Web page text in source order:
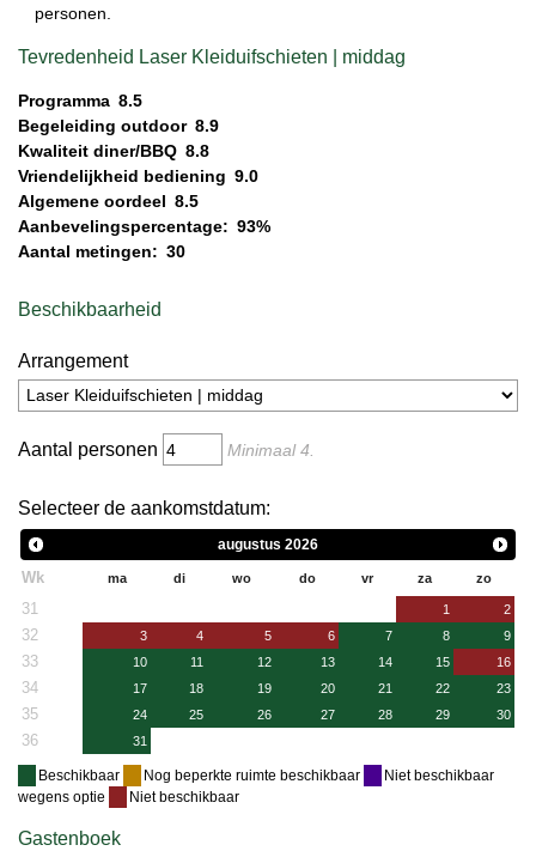
personen.
Tevredenheid Laser Kleiduifschieten | middag
Programma 8.5
Begeleiding outdoor 8.9
Kwaliteit diner/BBQ 8.8
Vriendelijkheid bediening 9.0
Algemene oordeel 8.5
Aanbevelingspercentage: 93%
Aantal metingen: 30
Beschikbaarheid
Arrangement
Aantal personen Minimaal4
Selecteer de aankomstdatum:
augustus 2026
Wk ma di wo do vr za zo
31 1 2
32 3 4 5 6 7 8 9
33 10 11 12 13 14 15 16
34 17 18 19 20 21 22 23
35 24 25 26 27 28 29 30
36 31
Beschikbaar Nog beperkte ruimte beschikbaar
Niet beschikbaar
wegens optie
Niet beschikbaar
Gastenboek